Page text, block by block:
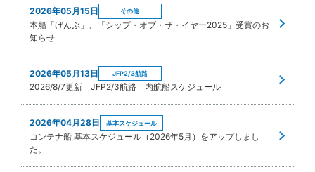
2026年05月15日 その他
本船「げんぶ」、「シップ・オブ・ザ・イヤー2025」受賞のお
知らせ
2026年05月13日 JFP2/3航路
2026/8/7更新 JFP2/3航路 内航船スケジュール
2026年04月28日 基本スケジュール
コンテナ船 基本スケジュール（2026年5月）をアップしまし
た。